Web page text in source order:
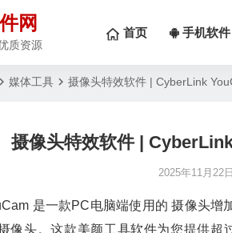
网
质资源
首页 手机软件
媒体工具 摄像头特效软件 | CyberLink
摄像头特效软件 |
2025年11月22日
是一款PC电脑端使用的 摄像头
像头。这款美颜工具软件为您提供